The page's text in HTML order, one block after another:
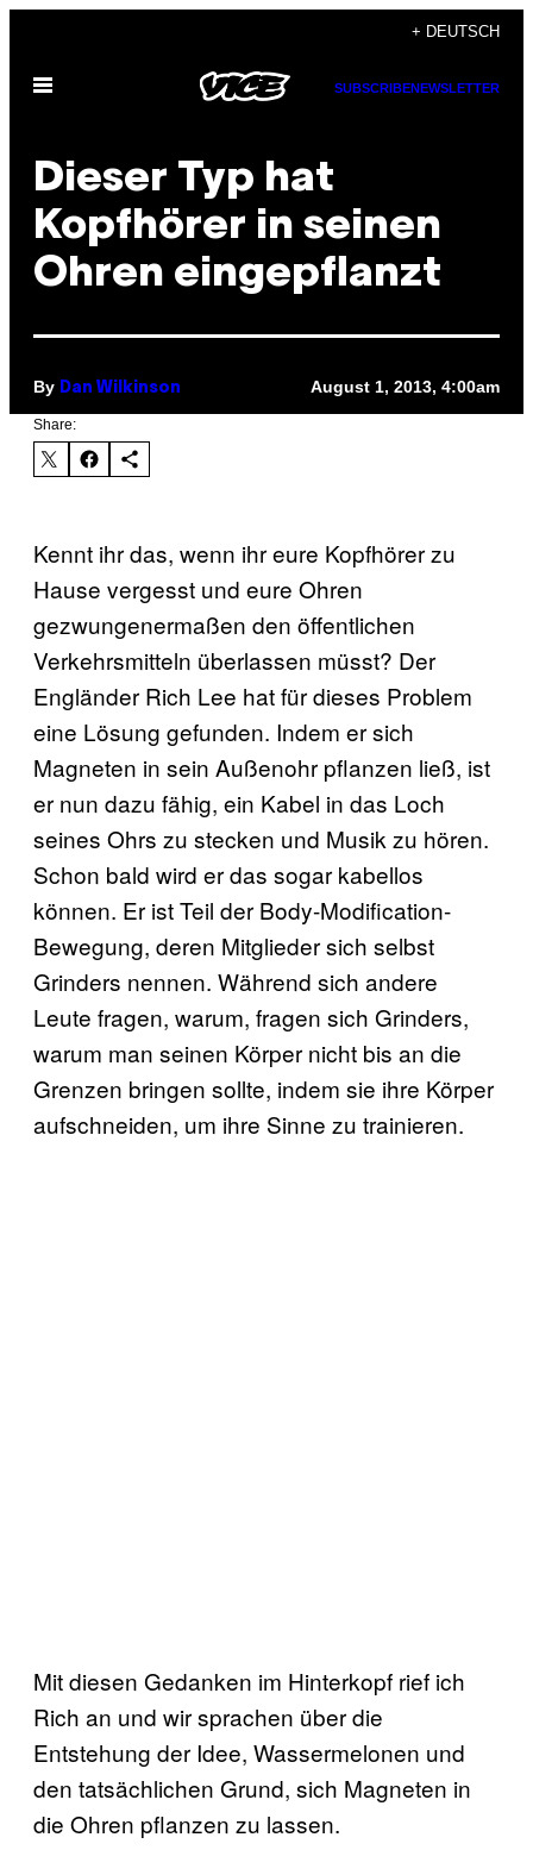
content
+ DEUTSCH
Open
SUBSCRIBENEWSLETTER
Dieser Typ hat
Kopfhörer in seinen
Ohren eingepflanzt
By Dan Wilkinson August 1, 2013, 4:00am
Share:
Kennt ihr das, wenn ihr eure Kopfhörer zu
Hause vergesst und eure Ohren
gezwungenermaßen den öffentlichen
Verkehrsmitteln überlassen müsst? Der
Engländer Rich Lee hat für dieses Problem
eine Lösung gefunden. Indem er sich
Magneten in sein Außenohr pflanzen ließ, ist
er nun dazu fähig, ein Kabel in das Loch
seines Ohrs zu stecken und Musik zu hören.
Schon bald wird er das sogar kabellos
können. Er ist Teil der Body-Modification-
Bewegung, deren Mitglieder sich selbst
Grinders nennen. Während sich andere
Leute fragen, warum, fragen sich Grinders,
warum man seinen Körper nicht bis an die
Grenzen bringen sollte, indem sie ihre Körper
aufschneiden, um ihre Sinne zu trainieren.
Mit diesen Gedanken im Hinterkopf rief ich
Rich an und wir sprachen über die
Entstehung der Idee, Wassermelonen und
den tatsächlichen Grund, sich Magneten in
die Ohren pflanzen zu lassen.